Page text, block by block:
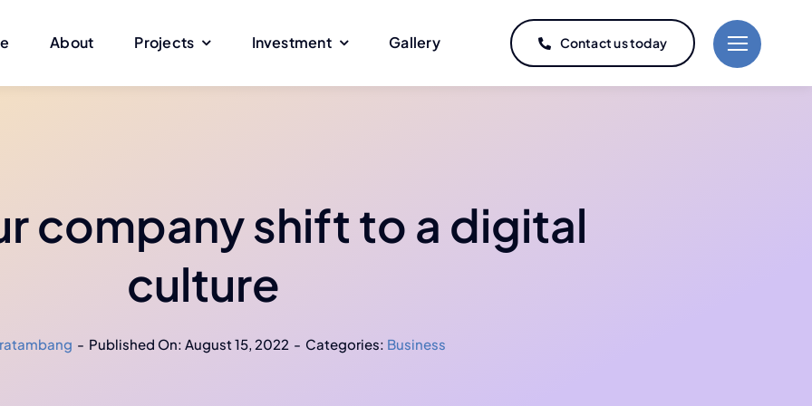
About Projects Investment Gallery Contact us today
company shift to a digital
culture
- Published On: August 15, 2022 - Categories: Business